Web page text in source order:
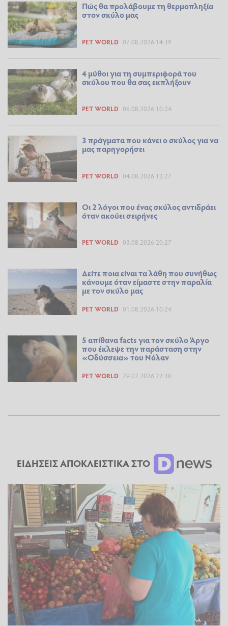
Πώς θα προλάβουμε τη θερμοπληξία
στον σκύλο μας
PET WORLD 07.08.2026 14:39
4 μύθοι για τη συμπεριφορά του
σκύλου που θα σας εκπλήξουν
PET WORLD 06.08.2026 10:24
3 πράγματα που κάνει ο σκύλος για να
μας παρηγορήσει
PET WORLD 04.08.2026 12:27
Οι 2 λόγοι που ένας σκύλος αντιδράει
όταν ακούει σειρήνες
PET WORLD 03.08.2026 20:27
Δείτε ποια είναι τα λάθη που συνήθως
κάνουμε όταν είμαστε στην παραλία
με τον σκύλο μας
PET WORLD 01.08.2026 10:24
5 απίθανα facts για τον σκύλο Άργο
που έκλεψε την παράσταση στην
«Οδύσσεια» του Νόλαν
PET WORLD 29.07.2026 22:30
ΕΙΔΗΣΕΙΣ ΑΠΟΚΛΕΙΣΤΙΚΑ ΣΤΟ